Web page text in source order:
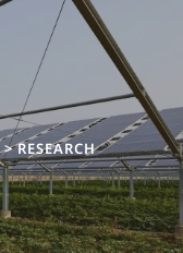
>RESEARCH